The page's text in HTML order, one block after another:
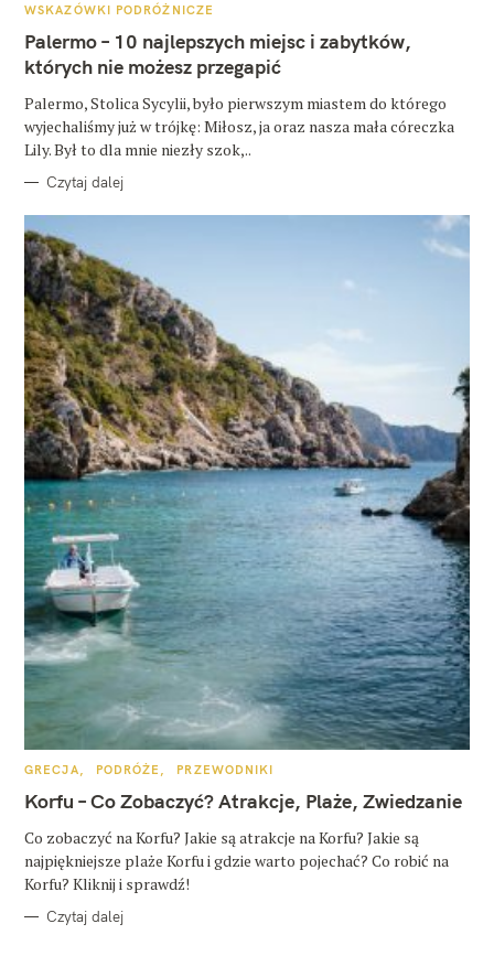
T
G
R
WSKAZÓWKI PODRÓŻNICZE
Palermo – 10 najlepszych miejsc i zabytków,
których nie możesz przegapić
Palermo, Stolica Sycylii, było pierwszym miastem do którego
wyjechaliśmy już w trójkę: Miłosz, ja oraz nasza mała córeczka
Lily. Był to dla mnie niezły szok,..
Czytaj dalej
K
T
E
O
R
I
GRECJA PODRÓŻE PRZEWODNIKI
Korfu – Co Zobaczyć? Atrakcje, Plaże, Zwiedzanie
Co zobaczyć na Korfu? Jakie są atrakcje na Korfu? Jakie są
najpiękniejsze plaże Korfu i gdzie warto pojechać? Co robić na
Korfu? Kliknij i sprawdź!
Czytaj dalej